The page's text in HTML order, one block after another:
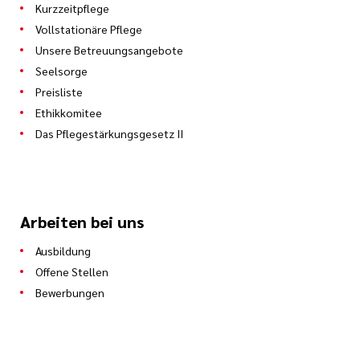
Kurzzeitpflege
Vollstationäre Pflege
Unsere Betreuungsangebote
Seelsorge
Preisliste
Ethikkomitee
Das Pflegestärkungsgesetz II
Arbeiten bei uns
Ausbildung
Offene Stellen
Bewerbungen